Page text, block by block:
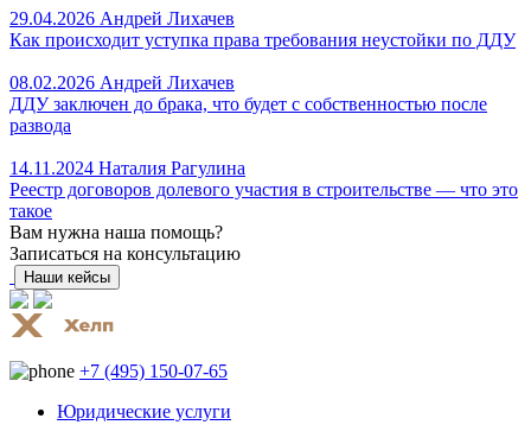
29.04.2026 Андрей Лихачев
Как происходит уступка права требования неустойки по ДДУ
08.02.2026 Андрей Лихачев
ДДУ заключен до брака, что будет с собственностью после
развода
14.11.2024 Наталия Рагулина
Реестр договоров долевого участия в строительстве — что это
такое
Вам нужна наша помощь?
Записаться на консультацию
Наши кейсы
+7 (495) 150-07-65
Юридические услуги